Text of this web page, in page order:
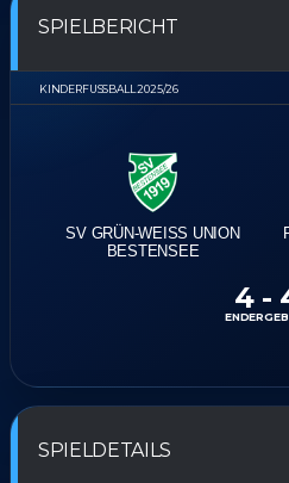
SPIELBERICHT
KINDERFUSSBALL 2025/26
SV GRÜN-WEISS UNION B
ESTENSEE
4 -
SPIELDETAILS